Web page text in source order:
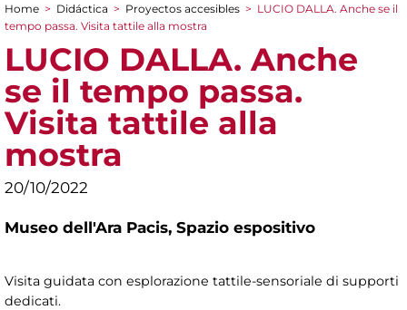
You are here
Home > Didáctica > Proyectos accesibles > LUCIO DALLA. Anche se il
tempo passa. Visita tattile alla mostra
LUCIO DALLA. Anche
se il tempo passa.
Visita tattile alla
mostra
20/10/2022
Museo dell'Ara Pacis, Spazio espositivo
Visita guidata con esplorazione tattile-sensoriale di supporti
dedicati.